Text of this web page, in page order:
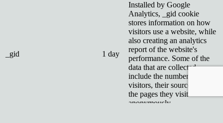
_gid 1 day
Installed by Google
Analytics, _gid cookie
stores information on how
visitors use a website, while
also creating an analytics
report of the website's
performance. Some of the
data that are collected
include the number of
visitors, their source, and
the pages they visit
anonymously.